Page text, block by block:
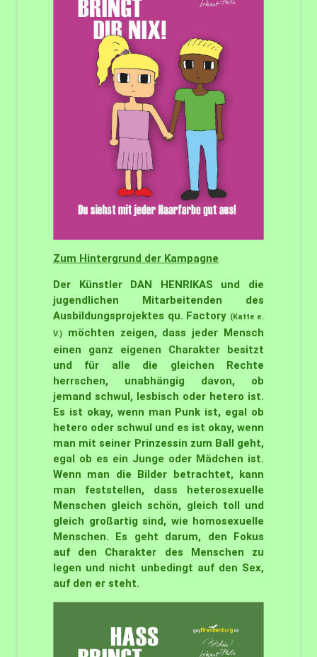
Zum Hintergrund der Kampagne
Der Künstler DAN HENRIKAS und die
jugendlichen Mitarbeitenden des
Ausbildungsprojektes qu. Factory (Katte e.
V.)
möchten zeigen, dass jeder Mensch
einen ganz eigenen Charakter besitzt
und für alle die gleichen Rechte
herrschen, unabhängig davon, ob
jemand schwul, lesbisch oder hetero ist.
Es ist okay, wenn man Punk ist, egal ob
hetero oder schwul und es ist okay, wenn
man mit seiner Prinzessin zum Ball geht,
egal ob es ein Junge oder Mädchen ist.
Wenn man die Bilder betrachtet, kann
man feststellen, dass heterosexuelle
Menschen gleich schön, gleich toll und
gleich großartig sind, wie homosexuelle
Menschen. Es geht darum, den Fokus
auf den Charakter des Menschen zu
legen und nicht unbedingt auf den Sex,
auf den er steht.